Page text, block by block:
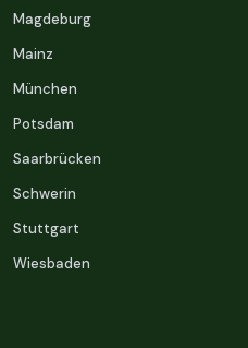
Magdeburg
Mainz
München
Potsdam
Saarbrücken
Schwerin
Stuttgart
Wiesbaden